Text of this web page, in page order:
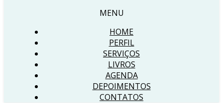
MENU
HOME
PERFIL
SERVIÇOS
LIVROS
AGENDA
DEPOIMENTOS
CONTATOS